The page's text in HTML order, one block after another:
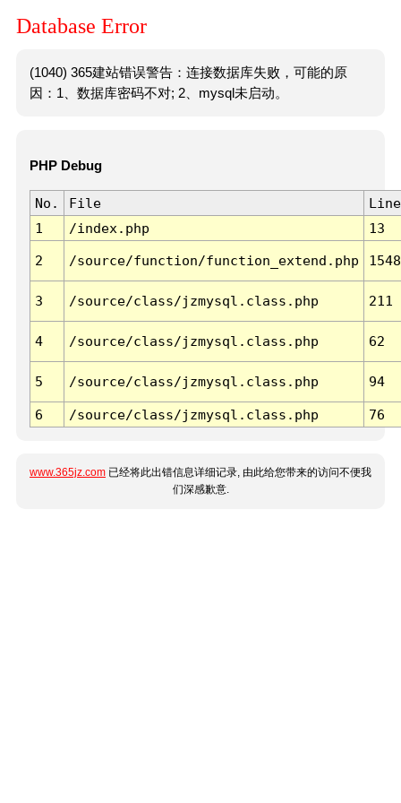
Database Error
(1040) 365建站错误警告：连接数据库失败，可能的原
因：1、数据库密码不对; 2、mysql未启动。
PHP Debug
No. File
Line
1
/index.php 13
2 /source/function/function_extend.php 1548
3 /source/class/jzmysql.class.php 211
4 /source/class/jzmysql.class.php 62
5 /source/class/jzmysql.class.php 94
6 /source/class/jzmysql.class.php 76
www.365jz.com 已经将此出错信息详细记录, 由此给您带来的访问不便我
们深感歉意.